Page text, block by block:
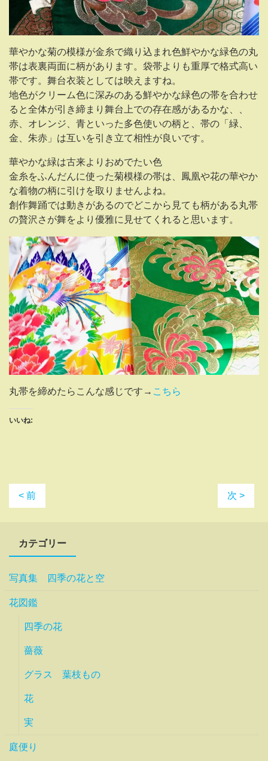
華やかな菊の模様が金糸で織り込まれ色鮮やかな緑色の丸
帯は表裏両面に柄があります。袋帯よりも重厚で格式高い
帯です。舞台衣装としては映えますね。
地色がクリーム色に深みのある鮮やかな緑色の帯を合わせ
ると全体が引き締まり舞台上での存在感があるかな、、
赤、オレンジ、青といった多色使いの柄と、帯の「緑、
金、朱赤」は互いを引き立て相性が良いです。
華やかな緑は古来よりおめでたい色
金糸をふんだんに使った菊模様の帯は、鳳凰や花の華やか
な着物の柄に引けを取りませんよね。
創作舞踊では動きがあるのでどこから見ても柄がある丸帯
の贅沢さが舞をより優雅に見せてくれると思います。
丸帯を締めたらこんな感じです→ こちら
いいね:
< 前 次 >
カテゴリー
写真集 四季の花と空
花図鑑
四季の花
薔薇
グラス 葉枝もの
花
実
庭便り